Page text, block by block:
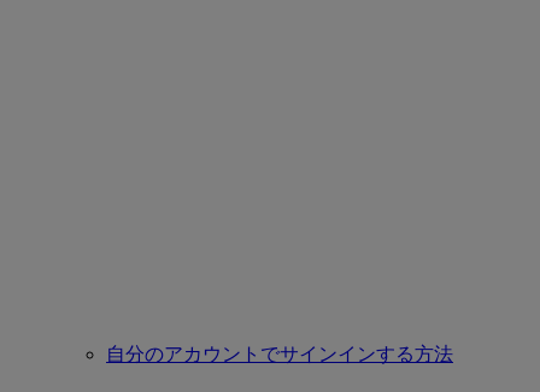
自分のアカウントでサインインする方法